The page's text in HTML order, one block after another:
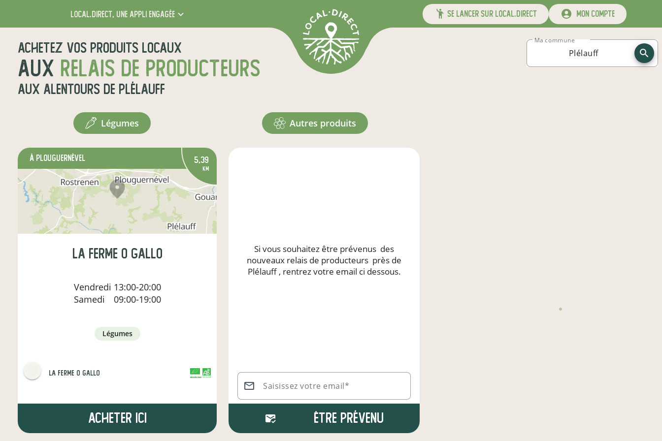
local.direct, une appli engagée se lancer sur local.direct mon compte
Achetez vos produits locaux
aux relais de producteurs
aux alentours de Plélauff
Ma commune
légumes autres produits
à Plouguernével 5,39
km
la ferme o gallo
Vendredi 13:00-20:00
Samedi
09:00-19:00
légumes
la ferme o gallo
Acheter ici
Si vous souhaitez être prévenus des
nouveaux relais de producteurs près de
Plélauff, rentrez votre email ci dessous.
Saisissez votre email*
Être prévenu